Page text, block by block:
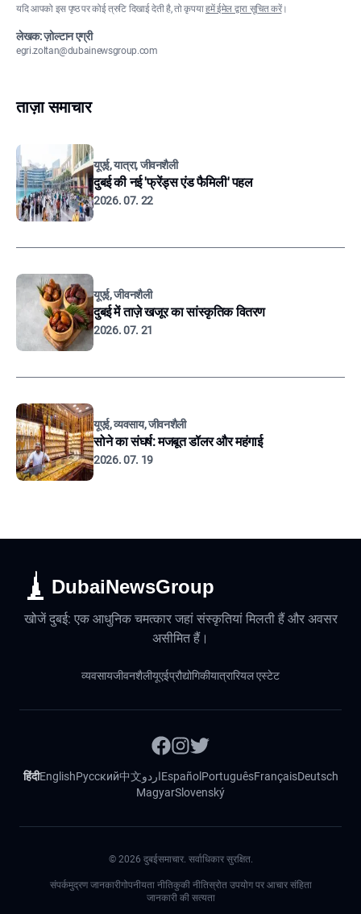
यदि आपको इस पृष्ठ पर कोई त्रुटि दिखाई देती है, तो कृपयाहमें ईमेल द्वारा सूचित करें।
लेखक: ज़ोल्टान एग्री
egri.zoltan@dubainewsgroup.com
ताज़ा समाचार
यूएई, यात्रा, जीवनशैली
दुबई की नई 'फ्रेंड्स एंड फैमिली' पहल
2026. 07. 22
यूएई, जीवनशैली
दुबई में ताज़े खजूर का सांस्कृतिक वितरण
2026. 07. 21
यूएई, व्यवसाय, जीवनशैली
सोने का संघर्ष: मजबूत डॉलर और महंगाई
2026. 07. 19
DubaiNewsGroup
खोजें दुबई: एक आधुनिक चमत्कार जहां संस्कृतियां मिलती हैं और अवसर
असीमित हैं।
व्यवसायजीवनशैलीयूएईप्रौद्योगिकीयात्रारियल एस्टेट
हिंदीEnglishРусский中文اردوEspañol PortuguêsFrançaisDeutsch
MagyarSlovenský
© 2026 दुबईसमाचार. सर्वाधिकार सुरक्षित.
संपर्कमुद्रण जानकारीगोपनीयता नीतिकुकी नीतिस्रोत उपयोग पर आचार संहिता
जानकारी की सत्यता